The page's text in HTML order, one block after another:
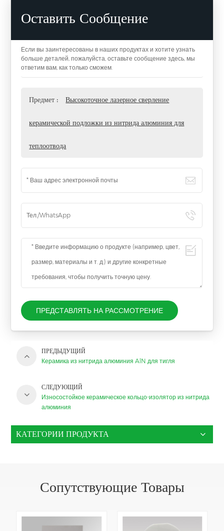
Оставить Сообщение
Если вы заинтересованы в наших продуктах и хотите узнать
больше деталей, пожалуйста, оставьте сообщение здесь, мы
ответим вам, как только сможем.
Предмет : Высокоточное лазерное сверление
керамической подложки из нитрида алюминия для
теплоотвода
ПРЕДСТАВЛЯТЬ НА РАССМОТРЕНИЕ
ПРЕДЫДУЩИЙ
Керамика из нитрида алюминия AlN для тигля
СЛЕДУЮЩИЙ
Износостойкое керамическое кольцо-изолятор из нитрида
алюминия
КАТЕГОРИИ ПРОДУКТА
Сопутствующие Товары